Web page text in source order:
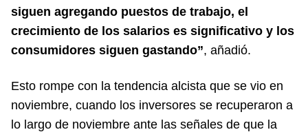
siguen agregando puestos de trabajo, el
crecimiento de los salarios es significativo y los
consumidores siguen gastando”, añadió.
Esto rompe con la tendencia alcista que se vio en
noviembre, cuando los inversores se recuperaron a
lo largo de noviembre ante las señales de que la